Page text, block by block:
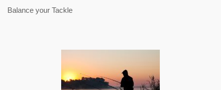
Balance your Tackle